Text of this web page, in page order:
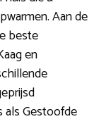
Aan de
beste
en
als Gestoofde